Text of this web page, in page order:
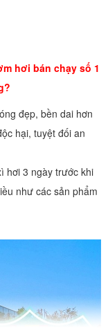
hơi bán chạy số 1
đẹp, bền dai hơn
hại, tuyệt đối an
hơi 3 ngày trước khi
như các sản phẩm